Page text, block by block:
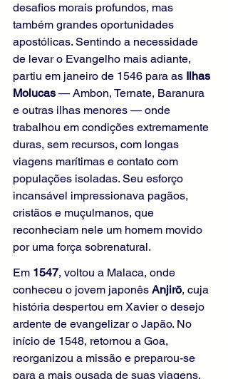
desafios morais profundos, mas
também grandes oportunidades
apostólicas. Sentindo a necessidade
de levar o Evangelho mais adiante,
partiu em janeiro de 1546 para as Ilhas
Molucas — Ambon, Ternate, Baranura
e outras ilhas menores — onde
trabalhou em condições extremamente
duras, sem recursos, com longas
viagens marítimas e contato com
populações isoladas. Seu esforço
incansável impressionava pagãos,
cristãos e muçulmanos, que
reconheciam nele um homem movido
por uma força sobrenatural.
Em 1547, voltou a Malaca, onde
conheceu o jovem japonês Anjirō, cuja
história despertou em Xavier o desejo
ardente de evangelizar o Japão. No
início de 1548, retornou a Goa,
reorganizou a missão e preparou-se
para a mais ousada de suas viagens.